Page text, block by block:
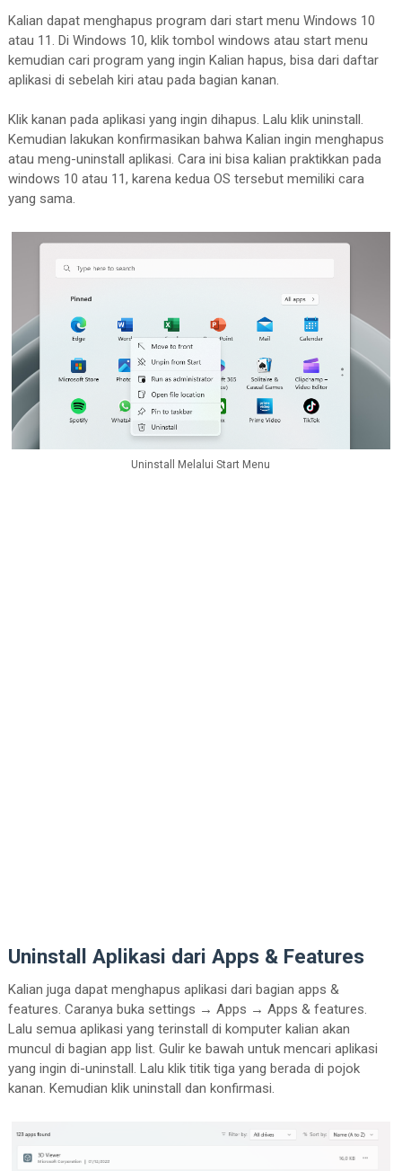
Kalian dapat menghapus program dari start menu Windows 10
atau 11. Di Windows 10, klik tombol windows atau start menu
kemudian cari program yang ingin Kalian hapus, bisa dari daftar
aplikasi di sebelah kiri atau pada bagian kanan.
Klik kanan pada aplikasi yang ingin dihapus. Lalu klik uninstall.
Kemudian lakukan konfirmasikan bahwa Kalian ingin menghapus
atau meng-uninstall aplikasi. Cara ini bisa kalian praktikkan pada
windows 10 atau 11, karena kedua OS tersebut memiliki cara
yang sama.
Uninstall Melalui Start Menu
Uninstall Aplikasi dari Apps & Features
Kalian juga dapat menghapus aplikasi dari bagian apps &
features. Caranya buka settings → Apps → Apps & features.
Lalu semua aplikasi yang terinstall di komputer kalian akan
muncul di bagian app list. Gulir ke bawah untuk mencari aplikasi
yang ingin di-uninstall. Lalu klik titik tiga yang berada di pojok
kanan. Kemudian klik uninstall dan konfirmasi.